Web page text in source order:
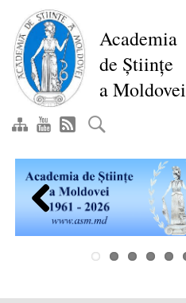
Перейти
основному
содержанию
Academia
de Științe
a Moldovei
Previous